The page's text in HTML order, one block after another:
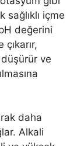
sağlıklı içme
değerini
ve
daha
Alkali